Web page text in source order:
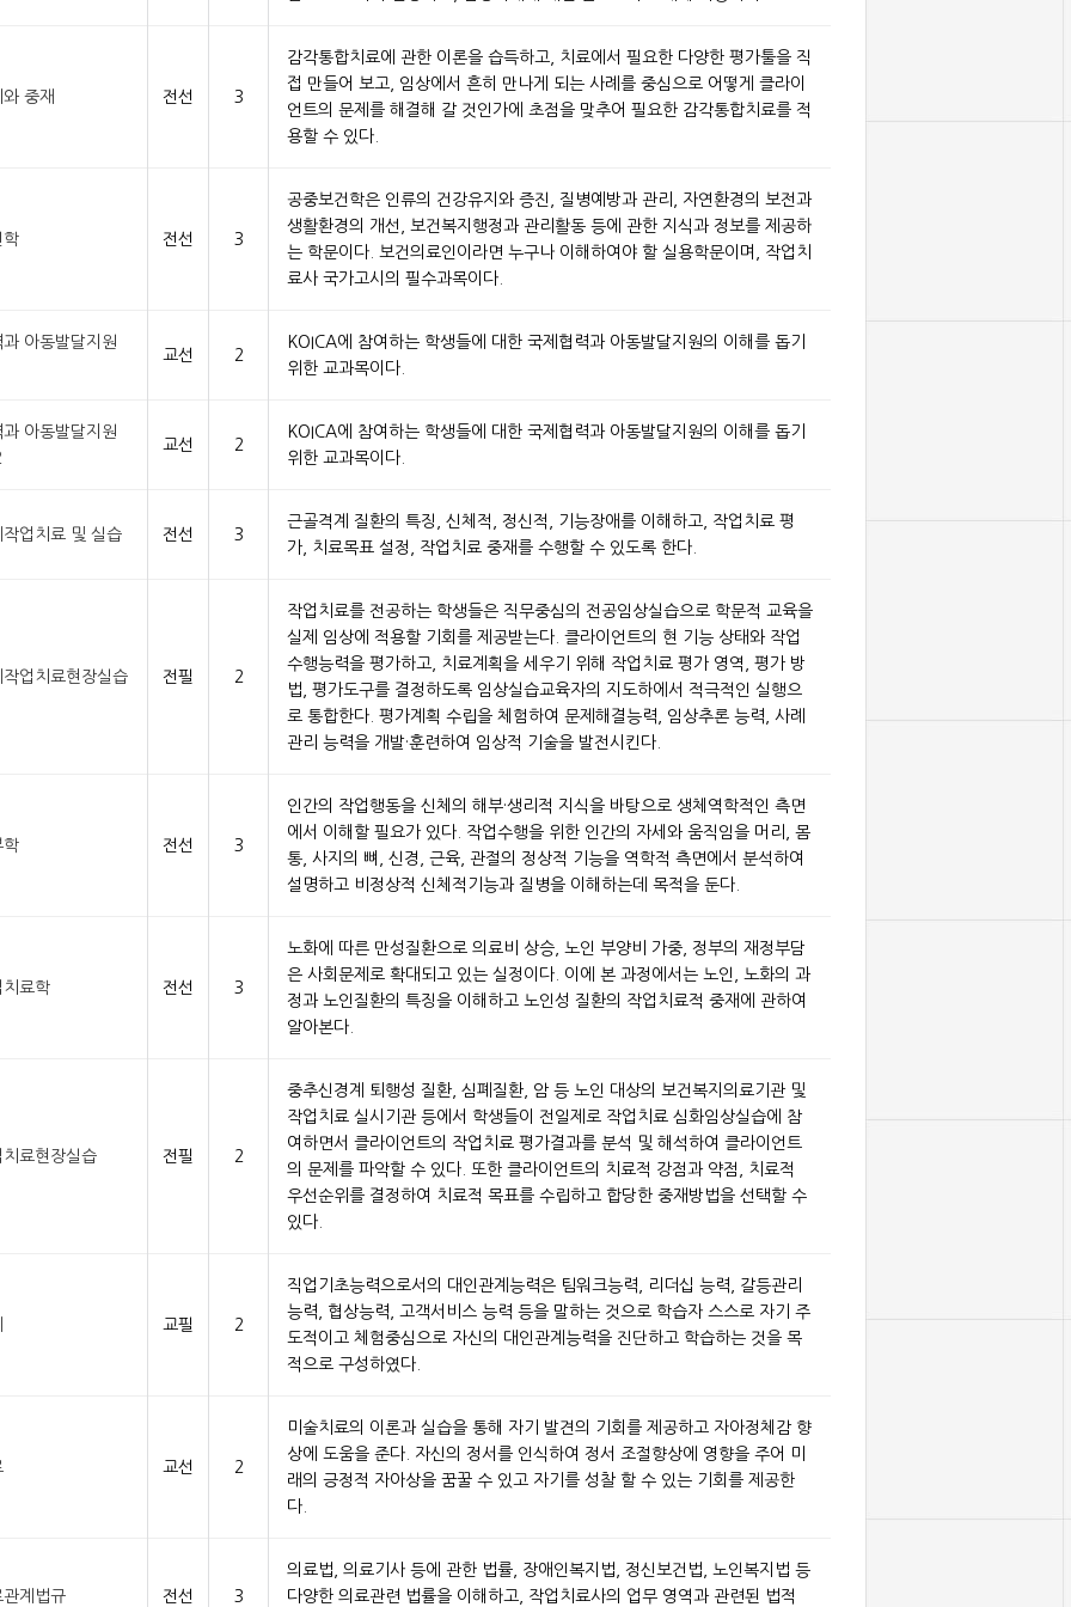
중재 전선 3
감각통합치료에 관한 이론을 습득하고, 치료에서 필요한 다양한 평가툴을 직
접 만들어 보고, 임상에서 흔히 만나게 되는 사례를 중심으로 어떻게 클라이
언트의 문제를 해결해 갈 것인가에 초점을 맞추어 필요한 감각통합치료를 적
용할 수 있다.
학 전선 3
공중보건학은 인류의 건강유지와 증진, 질병예방과 관리, 자연환경의 보전과
생활환경의 개선, 보건복지행정과 관리활동 등에 관한 지식과 정보를 제공하
는 학문이다. 보건의료인이라면 누구나 이해하여야 할 실용학문이며, 작업치
료사 국가고시의 필수과목이다.
아동발달지원
교선 2
KOICA에 참여하는 학생들에 대한 국제협력과 아동발달지원의 이해를 돕기
위한 교과목이다.
아동발달지원
교선 2
KOICA에 참여하는 학생들에 대한 국제협력과 아동발달지원의 이해를 돕기
위한 교과목이다.
작업치료 및 실습 전선 3
근골격계 질환의 특징, 신체적, 정신적, 기능장애를 이해하고, 작업치료 평
가, 치료목표 설정, 작업치료 중재를 수행할 수 있도록 한다.
업치료현장실습 전필 2
작업치료를 전공하는 학생들은 직무중심의 전공임상실습으로 학문적 교육을
실제 임상에 적용할 기회를 제공받는다. 클라이언트의 현 기능 상태와 작업
수행능력을 평가하고, 치료계획을 세우기 위해 작업치료 평가 영역, 평가 방
법, 평가도구를 결정하도록 임상실습교육자의 지도하에서 적극적인 실행으
로 통합한다. 평가계획 수립을 체험하여 문제해결능력, 임상추론 능력, 사례
관리 능력을 개발·훈련하여 임상적 기술을 발전시킨다.
학 전선 3
인간의 작업행동을 신체의 해부·생리적 지식을 바탕으로 생체역학적인 측면
에서 이해할 필요가 있다. 작업수행을 위한 인간의 자세와 움직임을 머리, 몸
통, 사지의 뼈, 신경, 근육, 관절의 정상적 기능을 역학적 측면에서 분석하여
설명하고 비정상적 신체적기능과 질병을 이해하는데 목적을 둔다.
치료학 전선 3
노화에 따른 만성질환으로 의료비 상승, 노인 부양비 가중, 정부의 재정부담
은 사회문제로 확대되고 있는 실정이다. 이에 본 과정에서는 노인, 노화의 과
정과 노인질환의 특징을 이해하고 노인성 질환의 작업치료적 중재에 관하여
알아본다.
료현장실습 전필 2
중추신경계 퇴행성 질환, 심폐질환, 암 등 노인 대상의 보건복지의료기관 및
작업치료 실시기관 등에서 학생들이 전일제로 작업치료 심화임상실습에 참
여하면서 클라이언트의 작업치료 평가결과를 분석 및 해석하여 클라이언트
의 문제를 파악할 수 있다. 또한 클라이언트의 치료적 강점과 약점, 치료적
우선순위를 결정하여 치료적 목표를 수립하고 합당한 중재방법을 선택할 수
있다.
교필 2
직업기초능력으로서의 대인관계능력은 팀워크능력, 리더십 능력, 갈등관리
능력, 협상능력, 고객서비스 능력 등을 말하는 것으로 학습자 스스로 자기 주
도적이고 체험중심으로 자신의 대인관계능력을 진단하고 학습하는 것을 목
적으로 구성하였다.
교선 2
미술치료의 이론과 실습을 통해 자기 발견의 기회를 제공하고 자아정체감 향
상에 도움을 준다. 자신의 정서를 인식하여 정서 조절향상에 영향을 주어 미
래의 긍정적 자아상을 꿈꿀 수 있고 자기를 성찰 할 수 있는 기회를 제공한
다.
계법규 전선 3
의료법, 의료기사 등에 관한 법률, 장애인복지법, 정신보건법, 노인복지법 등
다양한 의료관련 법률을 이해하고, 작업치료사의 업무 영역과 관련된 법적